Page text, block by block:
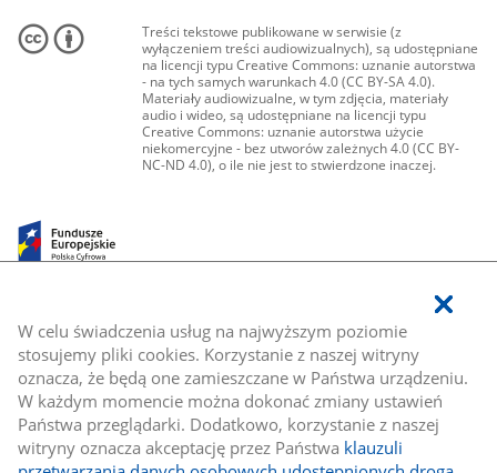
W celu świadczenia usług na najwyższym poziomie
stosujemy pliki cookies. Korzystanie z naszej witryny
oznacza, że będą one zamieszczane w Państwa urządzeniu.
W każdym momencie można dokonać zmiany ustawień
Państwa przeglądarki. Dodatkowo, korzystanie z naszej
witryny oznacza akceptację przez Państwa klauzuli
Treści tekstowe publikowane w serwisie (z
wyłączeniem treści audiowizualnych), są udostępniane
na licencji typu Creative Commons: uznanie autorstwa
- na tych samych warunkach 4.0 (CC BY-SA 4.0).
Materiały audiowizualne, w tym zdjęcia, materiały
audio i wideo, są udostępniane na licencji typu
Creative Commons: uznanie autorstwa użycie
niekomercyjne - bez utworów zależnych 4.0 (CC BY-
NC-ND 4.0), o ile nie jest to stwierdzone inaczej.